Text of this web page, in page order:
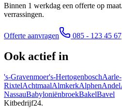
Binnen 1 werkdag een offerte op
verrassingen.
Offerte aanvragen 085 - 123 45 67
Ook actief in
's-Gravenmoer's-HertogenboschAarle-
RixtelAchtmaalAlmkerkAlphenAndel
NassauBabyloniënbroekBakelBavel
Kitbedrijf24.